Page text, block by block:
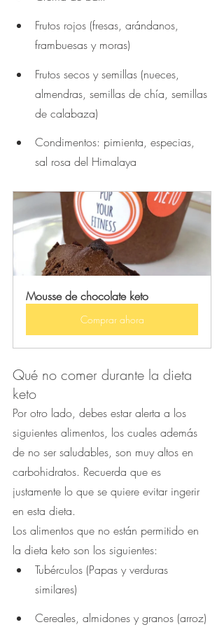
Frutos rojos (fresas, arándanos,
frambuesas y moras)
Frutos secos y semillas (nueces,
almendras, semillas de chía, semillas
de calabaza)
Condimentos: pimienta, especias,
sal rosa del Himalaya
Mousse de chocolate keto
Comprar ahora
Qué no comer durante la dieta
keto
Por otro lado, debes estar alerta a los
siguientes alimentos, los cuales además
de no ser saludables, son muy altos en
carbohidratos. Recuerda que es
justamente lo que se quiere evitar ingerir
en esta dieta.
Los alimentos que no están permitido en
la dieta keto son los siguientes:
Tubérculos (Papas y verduras
similares)
Cereales, almidones y granos (arroz)